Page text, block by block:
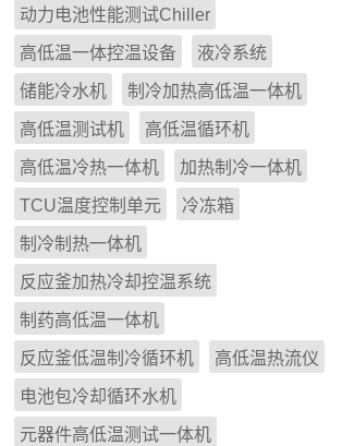
动力电池性能测试Chiller
高低温一体控温设备 液冷系统
储能冷水机 制冷加热高低温一体机
高低温测试机 高低温循环机
高低温冷热一体机 加热制冷一体机
TCU温度控制单元 冷冻箱
制冷制热一体机
反应釜加热冷却控温系统
制药高低温一体机
反应釜低温制冷循环机 高低温热流仪
电池包冷却循环水机
元器件高低温测试一体机